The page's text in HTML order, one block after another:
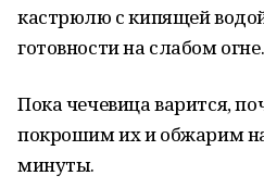
кастрюлю с кипящей
готовности на слабом огне.
Пока чечевица варится,
покрошим их и обжарим
минуты.